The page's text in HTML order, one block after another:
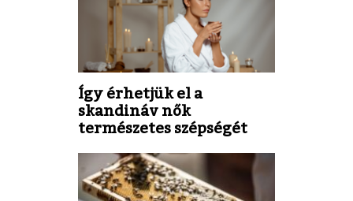
Így érhetjük el a
skandináv nők
természetes szépségét